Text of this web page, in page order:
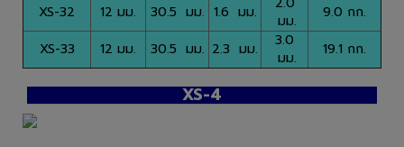
XS-32
12 มม. 30.5 มม. 1.6 มม.
มม.
9.0 กก.
XS-33
12 มม. 30.5 มม. 2.3 มม.
3.0
มม.
19.1 กก.
XS-4